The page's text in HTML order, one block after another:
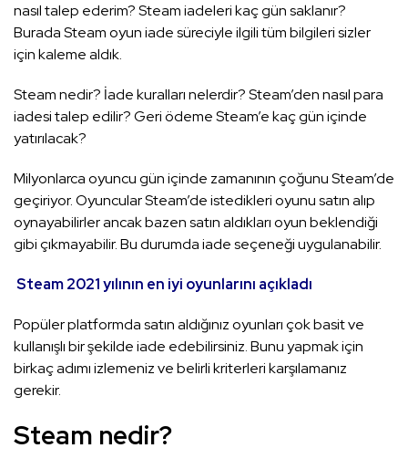
nasıl talep ederim? Steam iadeleri kaç gün saklanır?
Burada Steam oyun iade süreciyle ilgili tüm bilgileri sizler
için kaleme aldık.
Steam nedir? İade kuralları nelerdir? Steam’den nasıl para
iadesi talep edilir? Geri ödeme Steam’e kaç gün içinde
yatırılacak?
Milyonlarca oyuncu gün içinde zamanının çoğunu Steam’de
geçiriyor. Oyuncular Steam’de istedikleri oyunu satın alıp
oynayabilirler ancak bazen satın aldıkları oyun beklendiği
gibi çıkmayabilir. Bu durumda iade seçeneği uygulanabilir.
Steam 2021 yılının en iyi oyunlarını açıkladı
Popüler platformda satın aldığınız oyunları çok basit ve
kullanışlı bir şekilde iade edebilirsiniz. Bunu yapmak için
birkaç adımı izlemeniz ve belirli kriterleri karşılamanız
gerekir.
Steam nedir?